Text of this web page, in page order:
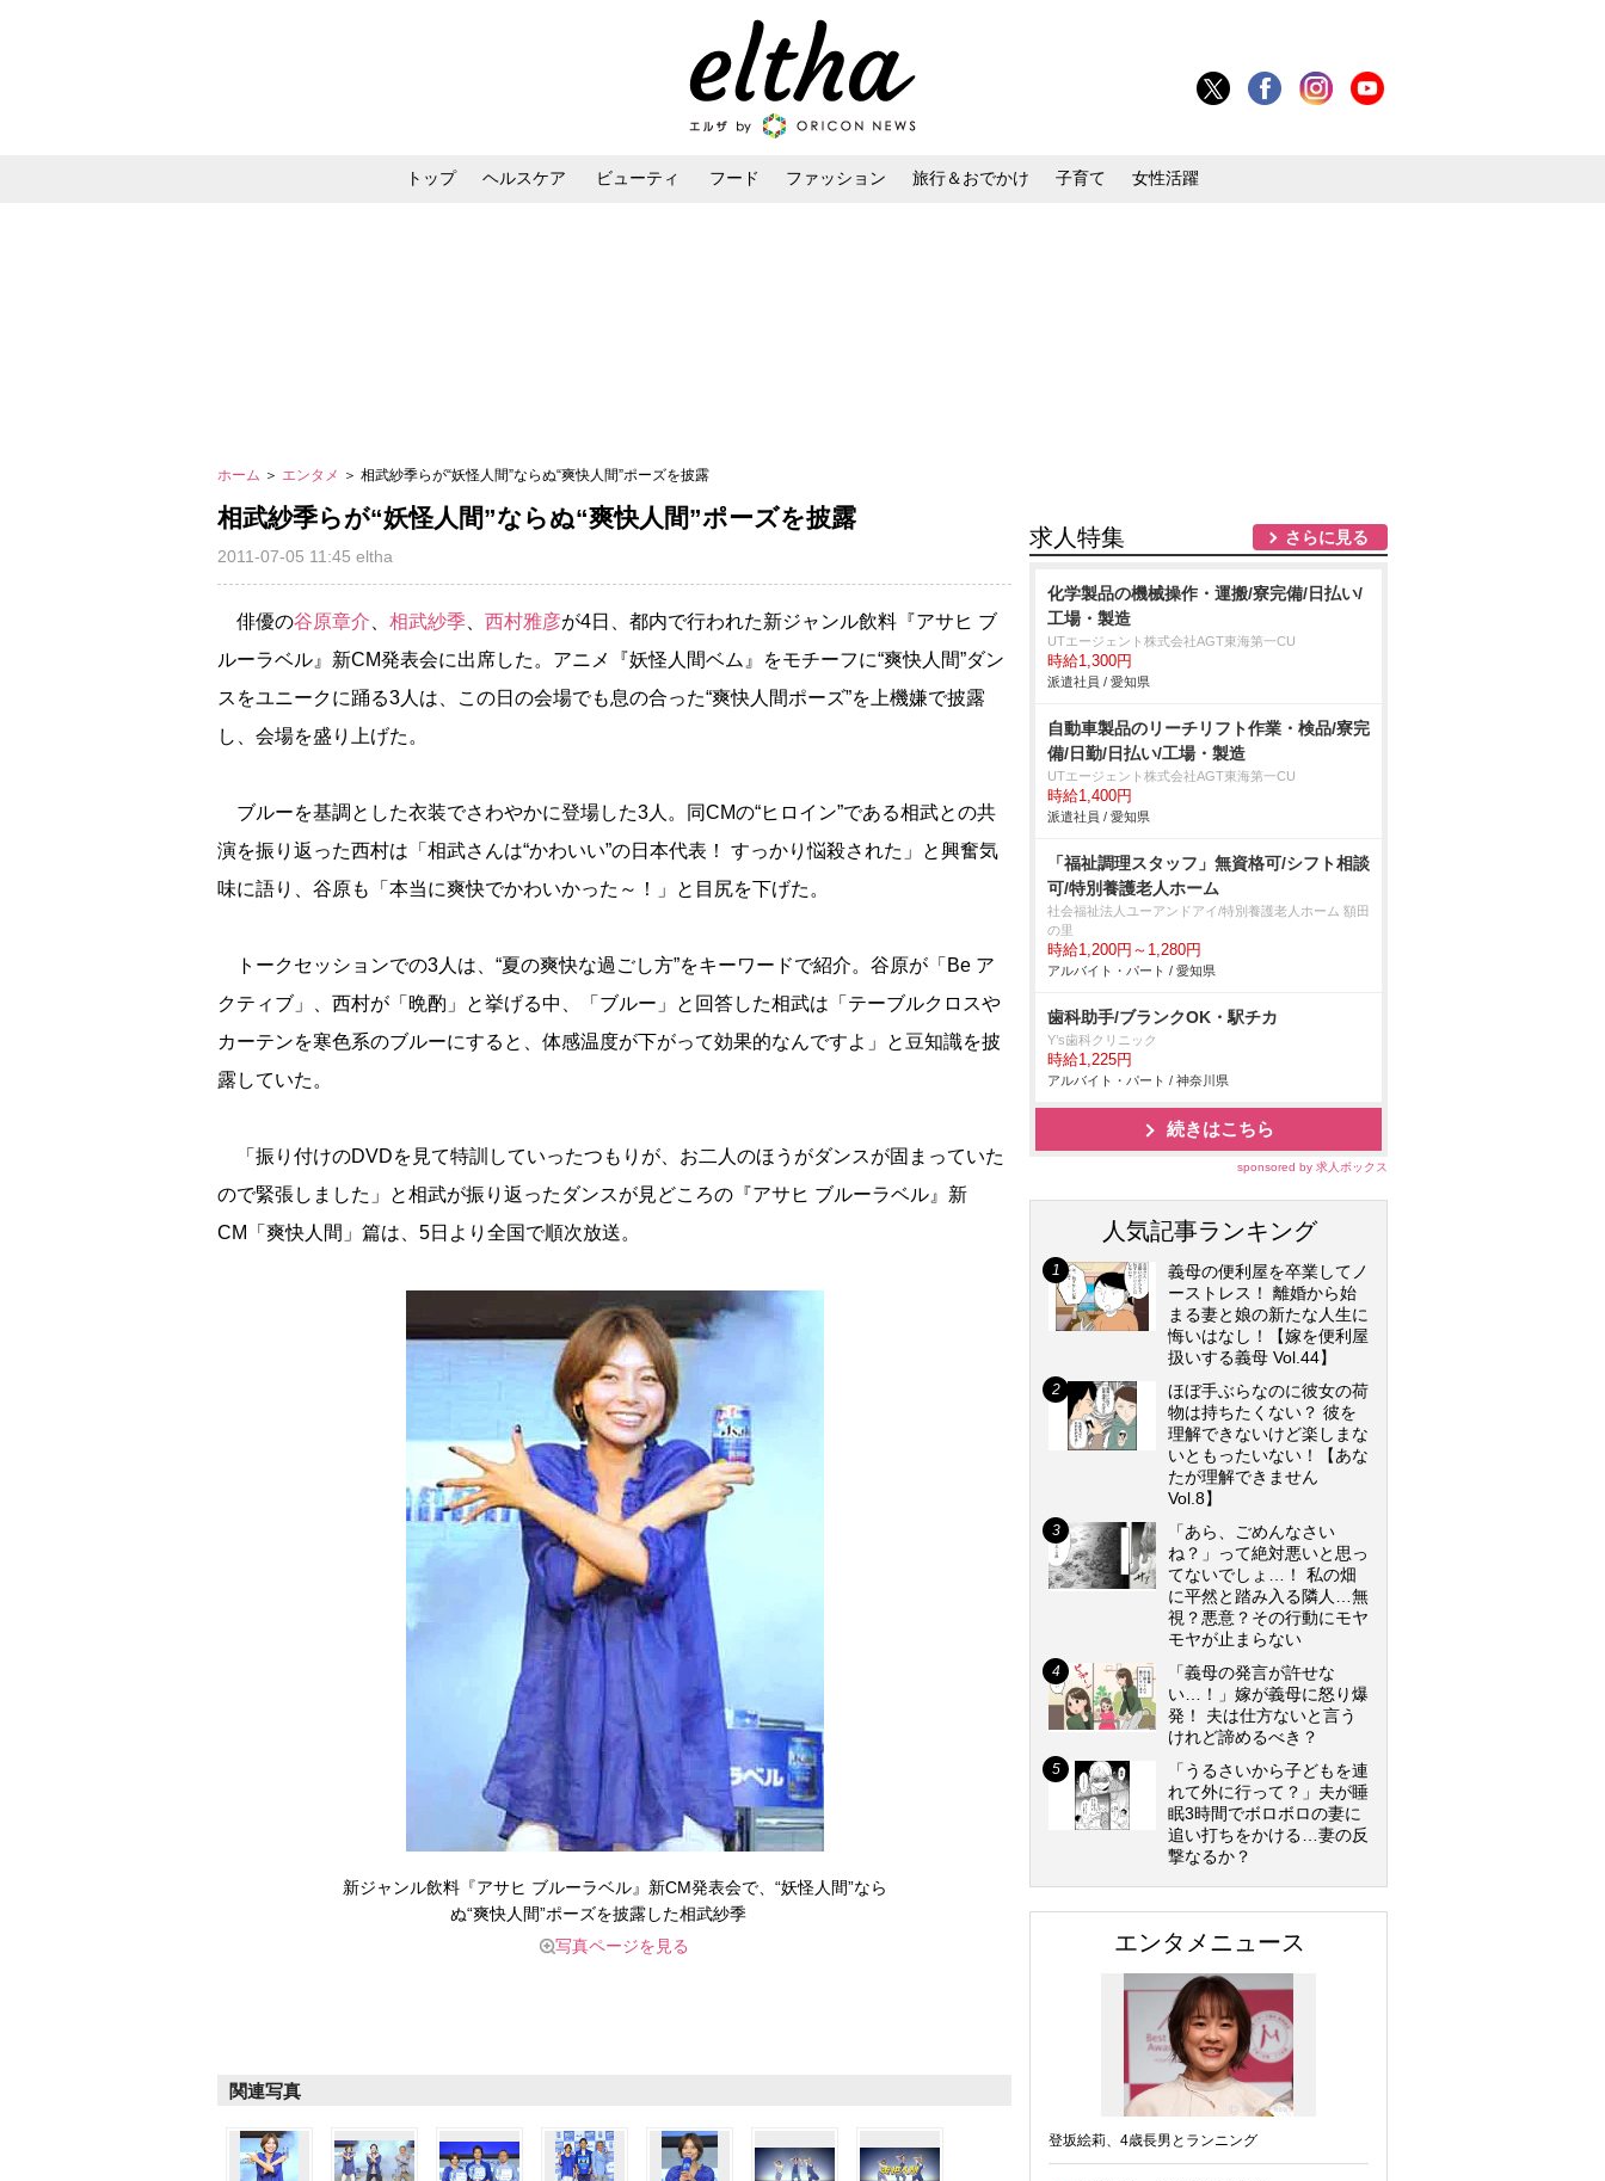
トップ ヘルスケア ビューティ フード ファッション 旅行＆おでかけ 子育て 女性活躍
ホーム ＞ エンタメ ＞ 相武紗季らが“妖怪人間”ならぬ“爽快人間”ポーズを披露
相武紗季らが“妖怪人間”ならぬ“爽快人間”ポーズを披露
2011-07-05 11:45 eltha
俳優の谷原章介 相武紗季 西村雅彦が4日、都内で行われた新ジャンル飲料『アサヒ ブ
ルーラベル』新CM発表会に出席した。アニメ『妖怪人間ベム』をモチーフに“爽快人間”ダン
スをユニークに踊る3人は、この日の会場でも息の合った“爽快人間ポーズ”を上機嫌で披露
し、会場を盛り上げた。
ブルーを基調とした衣装でさわやかに登場した3人。同CMの“ヒロイン”である相武との共
演を振り返った西村は「相武さんは“かわいい”の日本代表！ すっかり悩殺された」と興奮気
味に語り、谷原も「本当に爽快でかわいかった～！」と目尻を下げた。
トークセッションでの3人は、“夏の爽快な過ごし方”をキーワードで紹介。谷原が「Be ア
クティブ」、西村が「晩酌」と挙げる中、「ブルー」と回答した相武は「テーブルクロス
カーテンを寒色系のブルーにすると、体感温度が下がって効果的なんですよ」と豆知識を披
露していた。
「振り付けのDVDを見て特訓していったつもりが、お二人のほうがダンスが固まっていた
ので緊張しました」と相武が振り返ったダンスが見どころの『アサヒ ブルーラベル』新
CM「爽快人間」篇は、5日より全国で順次放送。
新ジャンル飲料『アサヒ ブルーラベル』新CM発表会で、“妖怪人間”なら
ぬ“爽快人間”ポーズを披露した相武紗季
写真ページを見る
関連写真
求人特集 さらに見る
化学製品の機械操作・運搬/寮完備/日払い/
工場・製造
UTエージェント株式会社AGT東海第一CU
時給1,300円
派遣社員 / 愛知県
自動車製品のリーチリフト作業・検品/寮完
備/日勤/日払い/工場・製造
UTエージェント株式会社AGT東海第一CU
時給1,400円
派遣社員 / 愛知県
「福祉調理スタッフ」無資格可/シフト相談
可/特別養護老人ホーム
社会福祉法人ユーアンドアイ/特別養護老人ホーム 額田
の里
時給1,200円～1,280円
アルバイト・パート / 愛知県
歯科助手/ブランクOK・駅チカ
Y’s歯科クリニック
時給1,225円
アルバイト・パート / 神奈川県
続きはこちら
sponsored by 求人ボックス
人気記事ランキング
義母の便利屋を卒業してノ
ーストレス！ 離婚から始
まる妻と娘の新たな人生に
悔いはなし！【嫁を便利屋
扱いする義母 Vol.44】
ほぼ手ぶらなのに彼女の荷
物は持ちたくない？ 彼を
理解できないけど楽しまな
いともったいない！【あな
たが理解できません
Vol.8】
「あら、ごめんなさい
ね？」って絶対悪いと思っ
てないでしょ…！ 私の畑
に平然と踏み入る隣人…無
視？悪意？その行動にモヤ
モヤが止まらない
「義母の発言が許せな
い…！」嫁が義母に怒り爆
発！ 夫は仕方ないと言う
けれど諦めるべき？
「うるさいから子どもを連
れて外に行って？」夫が睡
眠3時間でボロボロの妻に
追い打ちをかける…妻の反
撃なるか？
エンタメニュース
登坂絵莉、4歳長男とランニング